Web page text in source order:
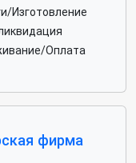
Изготовление
Оплата
фирма